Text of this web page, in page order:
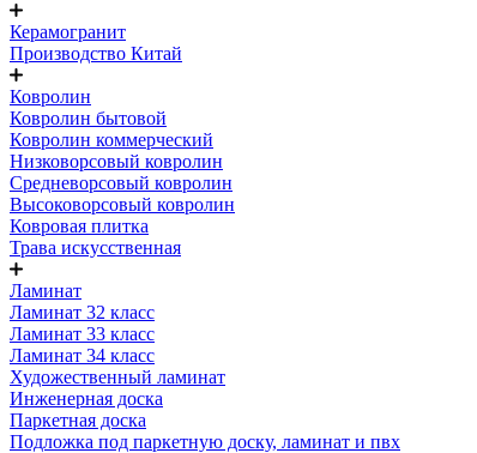
Керамогранит
Производство Китай
Ковролин
Ковролин бытовой
Ковролин коммерческий
Низковорсовый ковролин
Средневорсовый ковролин
Высоковорсовый ковролин
Ковровая плитка
Трава искусственная
Ламинат
Ламинат 32 класс
Ламинат 33 класс
Ламинат 34 класс
Художественный ламинат
Инженерная доска
Паркетная доска
Подложка под паркетную доску, ламинат и пвх